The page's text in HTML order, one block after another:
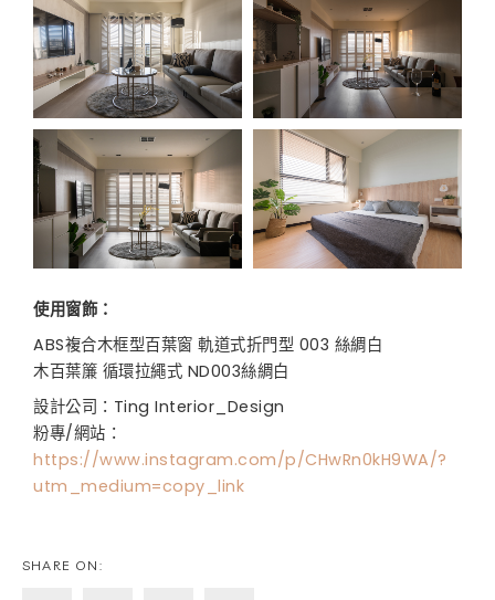
使用窗飾：
ABS複合木框型百葉窗 軌道式折門型 003 絲綢白
木百葉簾 循環拉繩式 ND003絲綢白
設計公司：Ting Interior_Design
粉專/網站：
https://www.instagram.com/p/CHwRn0kH9WA/?
utm_medium=copy_link
SHARE ON: